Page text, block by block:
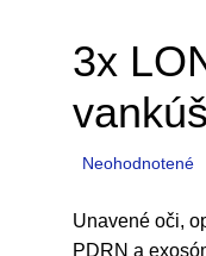
3x
Priemerné
produktu
je
Neohodnotené
Unavené oči,
PDRN a